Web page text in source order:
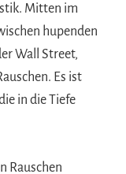
Mitten im
hupenden
Wall Street,
Es ist
in die Tiefe
Rauschen